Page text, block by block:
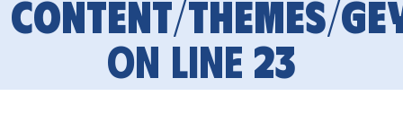
content/themes/
on line 23